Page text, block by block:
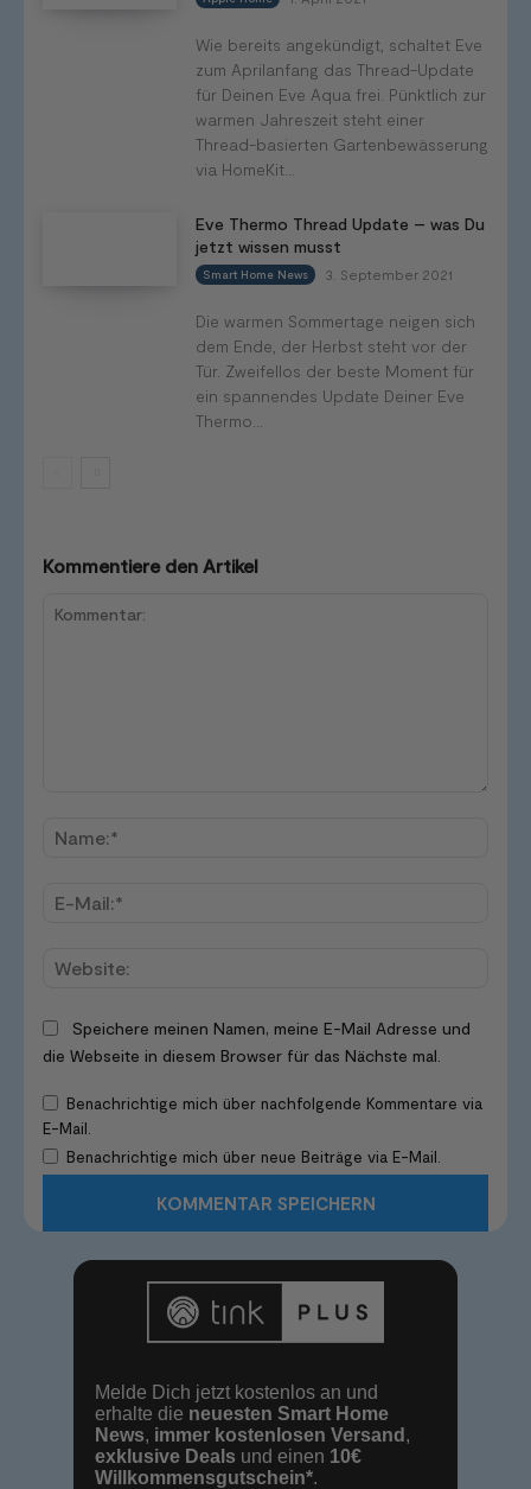
Wie bereits angekündigt, schaltet Eve
zum Aprilanfang das Thread-Update
für Deinen Eve Aqua frei. Pünktlich zur
warmen Jahreszeit steht einer
Thread-basierten Gartenbewässerung
via HomeKit...
Eve Thermo Thread Update – was Du
jetzt wissen musst
Smart Home News 3. September 2021
Die warmen Sommertage neigen sich
dem Ende, der Herbst steht vor der
Tür. Zweifellos der beste Moment für
ein spannendes Update Deiner Eve
Thermo...
Kommentiere den Artikel
Speichere meinen Namen, meine E-Mail Adresse und
die Webseite in diesem Browser für das Nächste mal.
Benachrichtige mich über nachfolgende Kommentare via
E-Mail.
Benachrichtige mich über neue Beiträge via E-Mail.
Melde Dich jetzt kostenlos an und
erhalte die neuesten Smart Home
News, immer kostenlosen Versand ,
exklusive Deals und einen 10€
Willkommensgutschein*.